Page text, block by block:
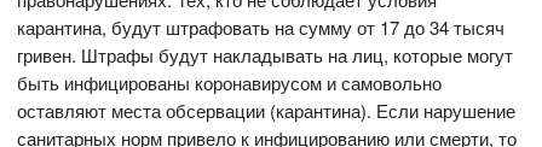
карантина, будут штрафовать на сумму от 17 до 34 тысяч
гривен. Штрафы будут накладывать на лиц, которые могут
быть инфицированы коронавирусом и самовольно
оставляют места обсервации (карантина). Если нарушение
санитарных норм привело к инфицированию или смерти, то